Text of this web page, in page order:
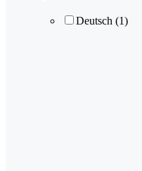
Deutsch (1)